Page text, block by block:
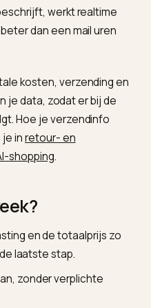
kopers afhaken.
vergelijkt. Een koper die
en de voorwaarden vaak
af. Zoals
beter dan een mail uren
totale kosten, verzending